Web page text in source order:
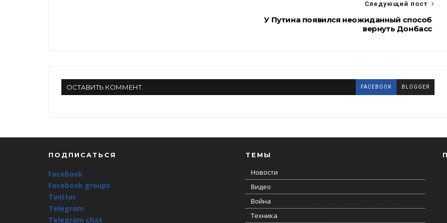
Следующий пост
У Путина появился неожиданный способ
вернуть Донбасс
ОСТАВИТЬ КОММЕНТ. FACEBOOK BLOGGER
ПОДПИСАТЬСЯ
Facebook
Facebook groups
Twitter
Telegram
Telegram chat
ТЕМЫ
Новости
Видео
Война
Техника